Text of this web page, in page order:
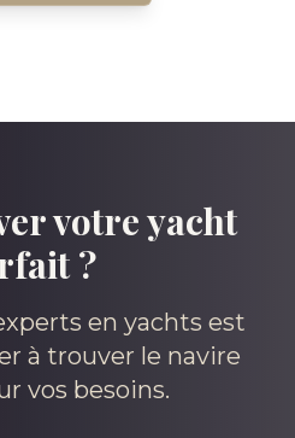
votre yacht
?
en yachts est
à trouver le navire
vos besoins.